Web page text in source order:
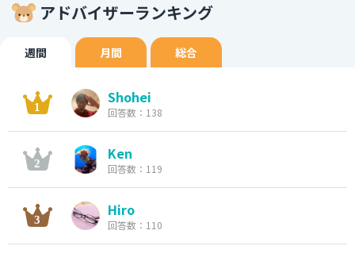
アドバイザーランキング
週間 月間 総合
Shohei
回答数：138
Ken
回答数：119
Hiro
回答数：110